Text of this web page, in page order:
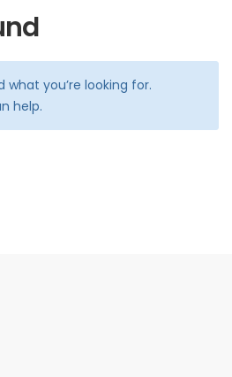
what you’re looking for.
help.